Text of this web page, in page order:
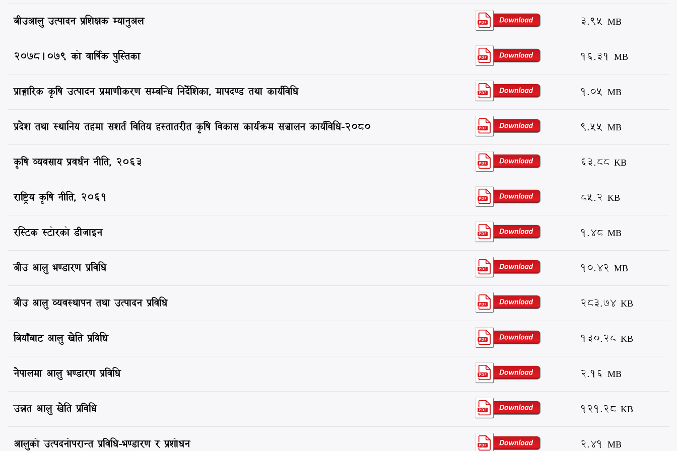
बीउआलु उत्पादन प्रशिक्षक म्यानुअल 3.95 MB
२०७८।०७९ को वार्षिक पुस्तिका 16.31 MB
प्राङ्गारिक कृषि उत्पादन प्रमाणीकरण सम्बन्धि निर्देशिका, मापदण्ड तथा कार्यविधि 1.05 MB
प्रदेश तथा स्थानिय तहमा सशर्त वितिय हस्तातरीत कृषि विकास कार्यक्रम सञ्चालन कार्यविधि-२०८० 9.55 MB
कृषि व्यवसाय प्रवर्धन नीति, २०६३ 63.88 KB
राष्ट्रिय कृषि नीति, २०६१ 85.2 KB
रस्टिक स्टोरको डीजाइन 1.48 MB
बीउ आलु भण्डारण प्रविधि 10.42 MB
बीउ आलु व्यवस्थापन तथा उत्पादन प्रविधि 283.74 KB
बियाँबाट आलु खेति प्रविधि 130.28 KB
नेपालमा आलु भण्डारण प्रविधि 2.16 MB
उन्नत आलु खेति प्रविधि 121.28 KB
आलुको उत्पदनोपरान्त प्रविधि-भण्डारण र प्रशोधन 2.41 MB